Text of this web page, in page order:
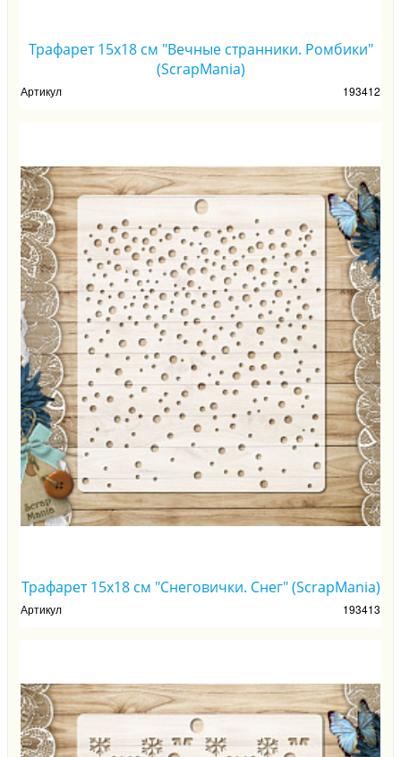
Трафарет 15х18 см "Вечные странники. Ромбики"
(ScrapMania)
Артикул 193412
Трафарет 15х18 см "Снеговички. Снег" (ScrapMania)
Артикул 193413